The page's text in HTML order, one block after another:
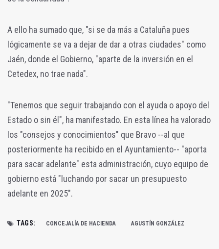
A ello ha sumado que, "si se da más a Cataluña pues
lógicamente se va a dejar de dar a otras ciudades" como
Jaén, donde el Gobierno, "aparte de la inversión en el
Cetedex, no trae nada".
"Tenemos que seguir trabajando con el ayuda o apoyo del
Estado o sin él", ha manifestado. En esta línea ha valorado
los "consejos y conocimientos" que Bravo --al que
posteriormente ha recibido en el Ayuntamiento-- "aporta
para sacar adelante" esta administración, cuyo equipo de
gobierno está "luchando por sacar un presupuesto
adelante en 2025".
TAGS: CONCEJALÍA DE HACIENDA AGUSTÍN GONZÁLEZ